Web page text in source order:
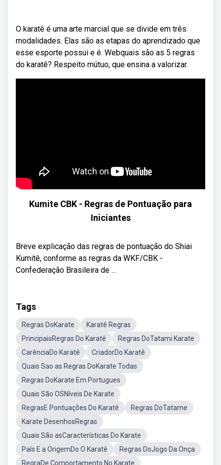
O karatê é uma arte marcial que se divide em três
modalidades. Elas são as etapas do aprendizado que
esse esporte possui e é. Webquais são as 5 regras
do karatê? Respeito mútuo, que ensina a valorizar.
Kumite CBK - Regras de Pontuação para
Iniciantes
Breve explicação das regras de pontuação do Shiai
Kumitê, conforme as regras da WKF/CBK -
Confederação Brasileira de ...
Tags
Regras DoKarate
Karatê Regras
PrincipaisRegras Do Karatê
Regras DoTatami Karate
CarênciaDo Karatê
CriadorDo Karatê
Quais Sao as Regras DoKarate Todas
Regras DoKarate Em Portugues
Quais São OSNíveis De Karate
RegrasE Pontuações Do Karatê
Regras DoTatame
Karate DesenhosRegras
Quais São asCaracterísticas Do Karate
País E a OrigemDo O Karatê
Regras DoJogo Da Onça
RegraDe Comportamento No Karate